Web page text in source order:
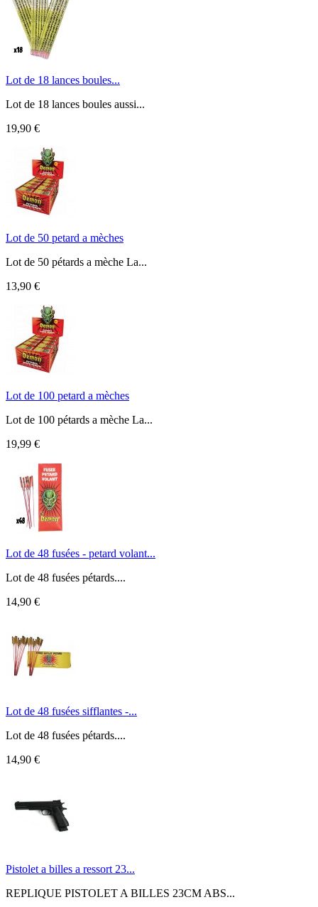
Lot de 18 lances boules...
Lot de 18 lances boules aussi...
19,90 €
Lot de 50 petard a mèches
Lot de 50 pétards a mèche La...
13,90 €
Lot de 100 petard a mèches
Lot de 100 pétards a mèche La...
19,99 €
Lot de 48 fusées - petard volant...
Lot de 48 fusées pétards....
14,90 €
Lot de 48 fusées sifflantes -...
Lot de 48 fusées pétards....
14,90 €
Pistolet a billes a ressort 23...
REPLIQUE PISTOLET A BILLES 23CM ABS...